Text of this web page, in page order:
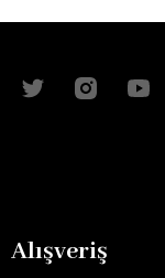
Alışveriş